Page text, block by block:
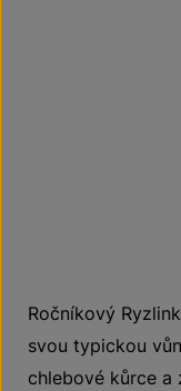
Ročníkový
svou typickou
chlebové kůrce a